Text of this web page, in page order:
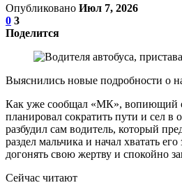
Опубликовано Июл 7, 2026
0 3
Поделится
Выяснились новые подробности о
Как уже сообщал «МК», вопиющий
планировал сократить пути и сел
разбудил сам водитель, который
раздел мальчика и начал хватать
догонять свою жертву и спокойно
Сейчас читают